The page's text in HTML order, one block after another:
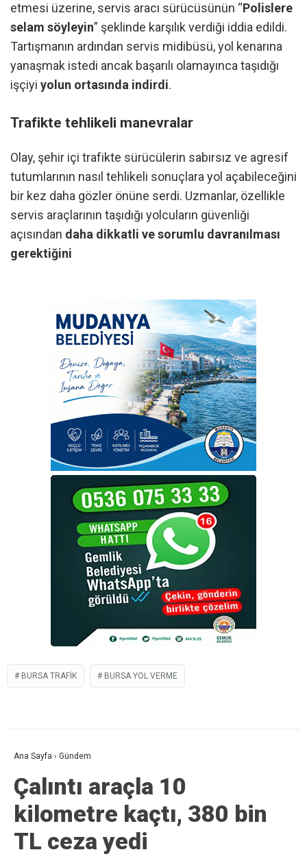
etmesi üzerine, servis aracı sürücüsünün “Polislere
selam söyleyin” şeklinde karşılık verdiği iddia edildi.
Tartışmanın ardından servis midibüsü, yol kenarına
yanaşmak istedi ancak başarılı olamayınca taşıdığı
işçiyi yolun ortasında indirdi.
Trafikte tehlikeli manevralar
Olay, şehir içi trafikte sürücülerin sabırsız ve agresif
tutumlarının nasıl tehlikeli sonuçlara yol açabileceğini
bir kez daha gözler önüne serdi. Uzmanlar, özellikle
servis araçlarının taşıdığı yolcuların güvenliği
açısından daha dikkatli ve sorumlu davranılması
gerektiğini
BURSA TRAFIK BURSA YOL VERME
Ana Sayfa › Gündem
Çalıntı araçla 10
kilometre kaçtı, 380 bin
TL ceza yedi